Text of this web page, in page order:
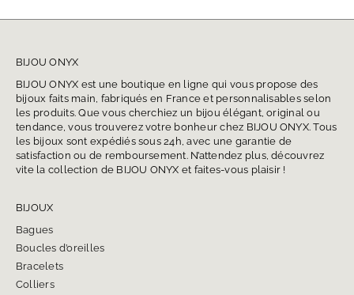
BIJOU ONYX
BIJOU ONYX est une boutique en ligne qui vous propose des
bijoux faits main, fabriqués en France et personnalisables selon
les produits. Que vous cherchiez un bijou élégant, original ou
tendance, vous trouverez votre bonheur chez BIJOU ONYX. Tous
les bijoux sont expédiés sous 24h, avec une garantie de
satisfaction ou de remboursement. N’attendez plus, découvrez
vite la collection de BIJOU ONYX et faites-vous plaisir !
BIJOUX
Bagues
Boucles d’oreilles
Bracelets
Colliers